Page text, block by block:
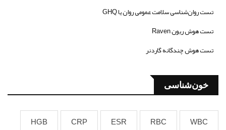
تست روان‌شناسی سلامت عمومی روان یا GHQ
تست هوش ریون Raven
تست هوش چندگانه گاردنر
خون‌شناسی
WBC
RBC
ESR
CRP
HGB